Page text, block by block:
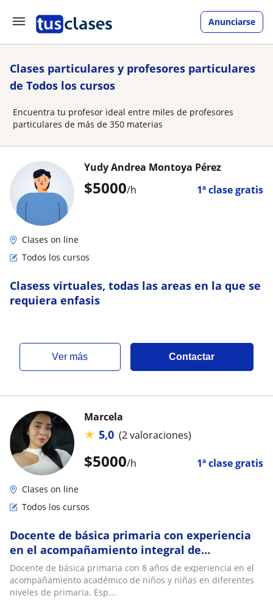
Anunciarse
Clases particulares y profesores particulares
de Todos los cursos
Encuentra tu profesor ideal entre miles de profesores
particulares de más de 350 materias
$5000/h 1ª clase gratis
Yudy Andrea Montoya Pérez
Clases on line
Todos los cursos
Clasess virtuales, todas las areas en la que se
requiera enfasis
ver más Contactar
$5000/h 1ª clase gratis
Marcela
★ 5,0 (2 valoraciones)
Clases on line
Todos los cursos
Docente de básica primaria con experiencia
en el acompañamiento integral de
estudiantes, planeación de clases, evaluación
formativ
Docente de básica primaria con 8 años de experiencia en el
acompañamiento académico de niños y niñas en diferentes
niveles de primaria. Esp...